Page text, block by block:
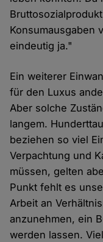
Konsumausgaben
eindeutig ja."
Ein weiterer
für den Luxus
Aber solche
langem.
beziehen so viel
Verpachtung und
müssen, gelten
Punkt fehlt es
Arbeit an
anzunehmen, ein
werden lassen.